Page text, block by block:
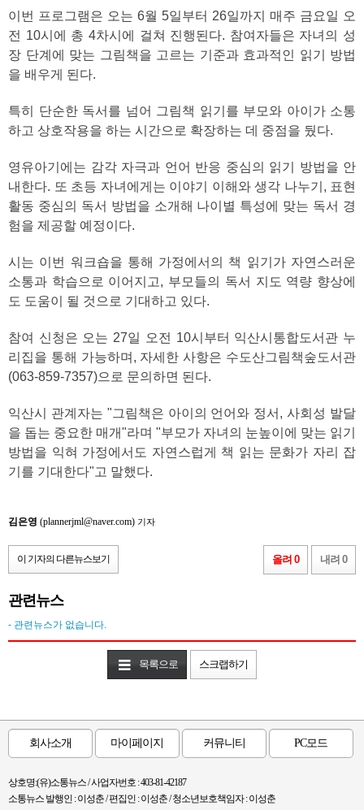
이번 프로그램은 오는 6월 5일부터 26일까지 매주 금요일 오
전 10시에 총 4차시에 걸쳐 진행된다. 참여자들은 자녀의 성
장 단계에 맞는 그림책을 고르는 기준과 효과적인 읽기 방법
을 배우게 된다.
특히 단순한 독서를 넘어 그림책 읽기를 부모와 아이가 소통
하고 상호작용을 하는 시간으로 확장하는 데 중점을 뒀다.
영유아기에는 감각 자극과 언어 반응 중심의 읽기 방법을 안
내한다. 또 초등 자녀에게는 이야기 이해와 생각 나누기, 표현
활동 중심의 독서 방법을 소개해 나이별 특성에 맞는 독서 경
험을 제공할 예정이다.
시는 이번 워크숍을 통해 가정에서의 책 읽기가 자연스러운
소통과 학습으로 이어지고, 부모들의 독서 지도 역량 향상에
도 도움이 될 것으로 기대하고 있다.
참여 신청은 오는 27일 오전 10시부터 익산시통합도서관 누
리집을 통해 가능하며, 자세한 사항은 수도산그림책숲도서관
(063-859-7357)으로 문의하면 된다.
익산시 관계자는 "그림책은 아이의 언어와 정서, 사회성 발달
을 돕는 중요한 매개"라며 "부모가 자녀의 눈높이에 맞는 읽기
방법을 익혀 가정에서도 자연스럽게 책 읽는 문화가 자리 잡
기를 기대한다"고 말했다.
김은영 (plannerjml@naver.com) 기자
이 기자의 다른뉴스보기 올려 0 내려 0
관련뉴스
- 관련뉴스가 없습니다.
목록으로 스크랩하기
회사소개 마이페이지 커뮤니티 PC모드
상호명:(유)소통뉴스 / 사업자번호 : 403-81-42187
소통뉴스 발행인 : 이성춘 / 편집인 : 이성춘 / 청소년보호책임자 : 이성춘